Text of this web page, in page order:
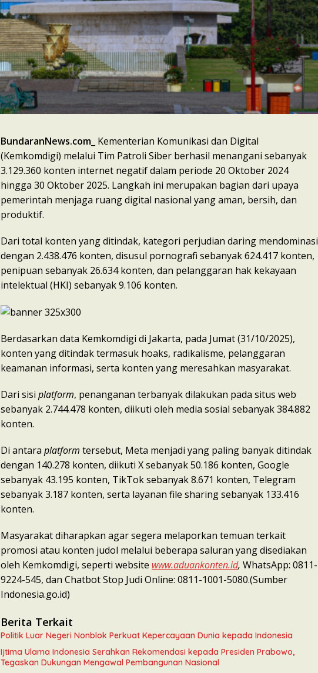
BundaranNews.com _ Kementerian Komunikasi dan Digital
(Kemkomdigi) melalui Tim Patroli Siber berhasil menangani sebanyak
3.129.360 konten internet negatif dalam periode 20 Oktober 2024
hingga 30 Oktober 2025. Langkah ini merupakan bagian dari upaya
pemerintah menjaga ruang digital nasional yang aman, bersih, dan
produktif.
Dari total konten yang ditindak, kategori perjudian daring mendominasi
dengan 2.438.476 konten, disusul pornografi sebanyak 624.417 konten,
penipuan sebanyak 26.634 konten, dan pelanggaran hak kekayaan
intelektual (HKI) sebanyak 9.106 konten.
Berdasarkan data Kemkomdigi di Jakarta, pada Jumat (31/10/2025),
konten yang ditindak termasuk hoaks, radikalisme, pelanggaran
keamanan informasi, serta konten yang meresahkan masyarakat.
Dari sisi platform, penanganan terbanyak dilakukan pada situs web
sebanyak 2.744.478 konten, diikuti oleh media sosial sebanyak 384.882
konten.
Di antara platform tersebut, Meta menjadi yang paling banyak ditindak
dengan 140.278 konten, diikuti X sebanyak 50.186 konten, Google
sebanyak 43.195 konten, TikTok sebanyak 8.671 konten, Telegram
sebanyak 3.187 konten, serta layanan file sharing sebanyak 133.416
konten.
Masyarakat diharapkan agar segera melaporkan temuan terkait
promosi atau konten judol melalui beberapa saluran yang disediakan
oleh Kemkomdigi, seperti website www.aduankonten.id, WhatsApp: 0811-
9224-545, dan Chatbot Stop Judi Online: 0811-1001-5080.(Sumber
Indonesia.go.id)
Berita Terkait
Politik Luar Negeri Nonblok Perkuat Kepercayaan Dunia kepada Indonesia
Ijtima Ulama Indonesia Serahkan Rekomendasi kepada Presiden Prabowo,
Tegaskan Dukungan Mengawal Pembangunan Nasional